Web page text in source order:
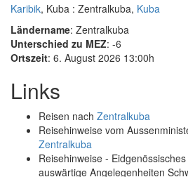
Karibik, Kuba : Zentralkuba, Kuba
Ländername: Zentralkuba
Unterschied zu MEZ: -6
Ortszeit: 6. August 2026 13:00h
Links
Reisen nach Zentralkuba
Reisehinweise vom
Zentralkuba
Reisehinweise -
auswärtige Angelegenheiten